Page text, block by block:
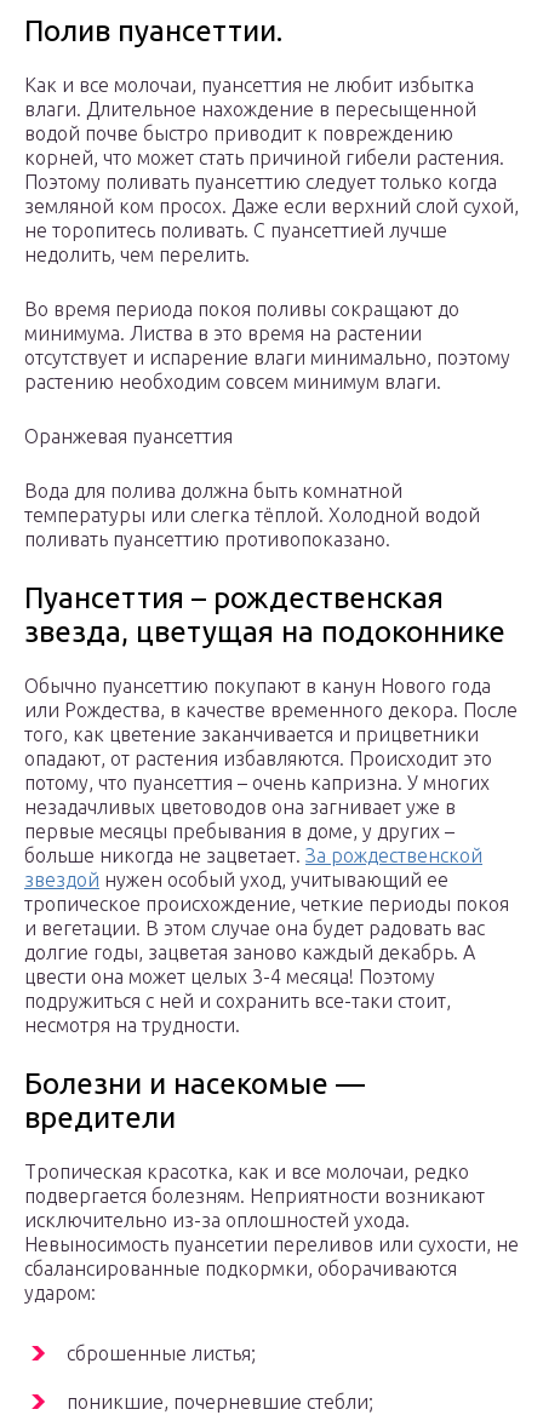
Полив пуансеттии.
Как и все молочаи, пуансеттия не любит избытка
влаги. Длительное нахождение в пересыщенной
водой почве быстро приводит к повреждению
корней, что может стать причиной гибели растения.
Поэтому поливать пуансеттию следует только когда
земляной ком просох. Даже если верхний слой сухой,
не торопитесь поливать. С пуансеттией лучше
недолить, чем перелить.
Во время периода покоя поливы сокращают до
минимума. Листва в это время на растении
отсутствует и испарение влаги минимально, поэтому
растению необходим совсем минимум влаги.
Оранжевая пуансеттия
Вода для полива должна быть комнатной
температуры или слегка тёплой. Холодной водой
поливать пуансеттию противопоказано.
Пуансеттия – рождественская
звезда, цветущая на подоконнике
Обычно пуансеттию покупают в канун Нового года
или Рождества, в качестве временного декора. После
того, как цветение заканчивается и прицветники
опадают, от растения избавляются. Происходит это
потому, что пуансеттия – очень капризна. У многих
незадачливых цветоводов она загнивает уже в
первые месяцы пребывания в доме, у других –
больше никогда не зацветает. За рождественской
звездой нужен особый уход, учитывающий ее
тропическое происхождение, четкие периоды покоя
и вегетации. В этом случае она будет радовать вас
долгие годы, зацветая заново каждый декабрь. А
цвести она может целых 3-4 месяца! Поэтому
подружиться с ней и сохранить все-таки стоит,
несмотря на трудности.
Болезни и насекомые —
вредители
Тропическая красотка, как и все молочаи, редко
подвергается болезням. Неприятности возникают
исключительно из-за оплошностей ухода.
Невыносимость пуансетии переливов или сухости, не
сбалансированные подкормки, оборачиваются
ударом:
сброшенные листья;
поникшие, почерневшие стебли;